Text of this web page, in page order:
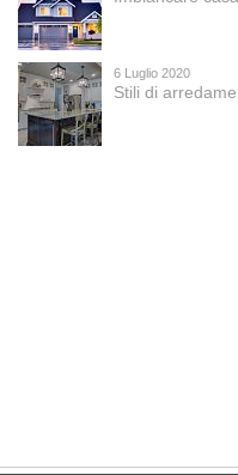
6 Luglio 2020
Stili di